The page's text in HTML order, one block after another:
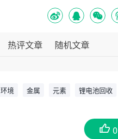
热评文章 随机文章
环境 金属 元素 锂电池回收
0